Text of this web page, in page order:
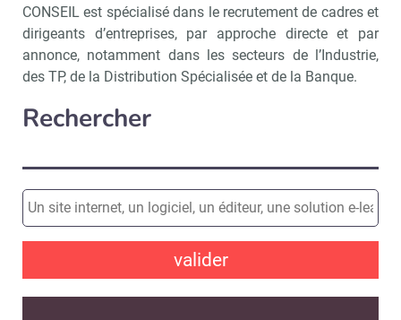
CONSEIL est spécialisé dans le recrutement de cadres et
dirigeants d’entreprises, par approche directe et par
annonce, notamment dans les secteurs de l’Industrie,
des TP, de la Distribution Spécialisée et de la Banque.
Rechercher
valider